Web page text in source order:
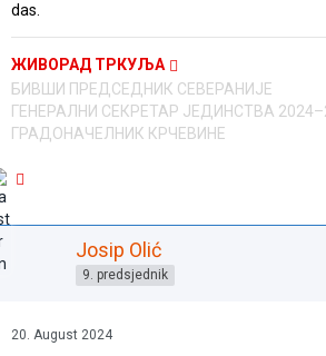
das.
ЖИВОРАД ТРКУЉА
БИВШИ ПРЕДСЕДНИК СЕВЕРАНИЈЕ
ГЕНЕРАЛНИ СЕКРЕТАР ЈЕДИНСТВА
ГРАДОНАЧЕЛНИК КРЧЕВИНЕ
Josip Olić
9. predsjednik
20. August 2024